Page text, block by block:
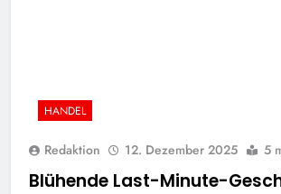
HANDEL
Redaktion 12. Dezember 2025 5
Blühende Last-Minute-